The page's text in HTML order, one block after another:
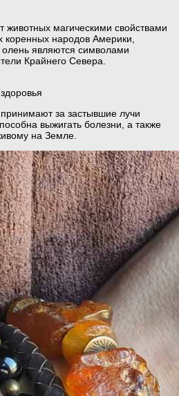
магическими свойствами
народов Америки,
являются символами
Крайнего Севера.
за застывшие лучи
выжигать болезни, а также
на Земле.